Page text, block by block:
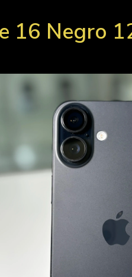
16 Negro